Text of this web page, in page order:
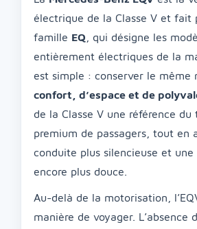
électrique de la Classe V et fait
famille EQ , qui désigne les
entièrement électriques de la
est simple : conserver le même
confort, d’espace et de
de la Classe V une référence du
premium de passagers, tout en
conduite plus silencieuse et une
encore plus douce.
Au-delà de la motorisation,
manière de voyager. L’absence